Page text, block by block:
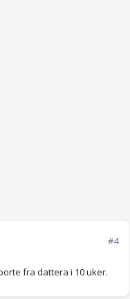
#4
fra dattera i 10 uker.